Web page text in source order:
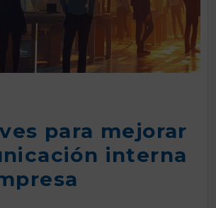
para mejorar
interna